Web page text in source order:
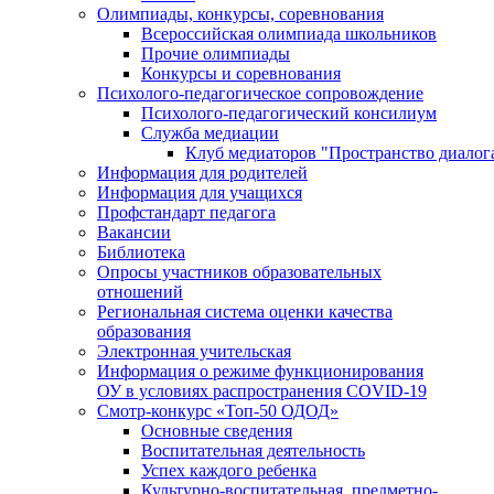
Олимпиады, конкурсы, соревнования
Всероссийская олимпиада школьников
Прочие олимпиады
Конкурсы и соревнования
Психолого-педагогическое сопровождение
Психолого-педагогический консилиум
Служба медиации
Клуб медиаторов "Пространство
Информация для родителей
Информация для учащихся
Профстандарт педагога
Вакансии
Библиотека
Опросы участников образовательных
отношений
Региональная система оценки качества
образования
Электронная учительская
Информация о режиме функционирования
ОУ в условиях распространения COVID-19
Смотр-конкурс «Топ-50 ОДОД»
Основные сведения
Воспитательная деятельность
Успех каждого ребенка
Культурно-воспитательная, предметно-